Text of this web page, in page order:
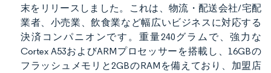
末をリリースしました。これは、物流・配送会社/宅配
業者、小売業、飲食業など幅広いビジネスに対応する
決済コンパニオンです。重量240グラムで、強力な
Cortex A53およびARMプロセッサーを搭載し、16GBの
フラッシュメモリと2GBのRAMを備えており、加盟店